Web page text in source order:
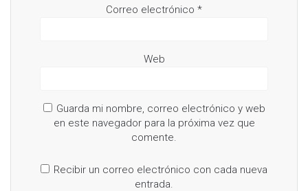
Correo electrónico *
Web
Guarda mi nombre, correo electrónico y web
en este navegador para la próxima vez que
comente.
Recibir un correo electrónico con cada nueva
entrada.